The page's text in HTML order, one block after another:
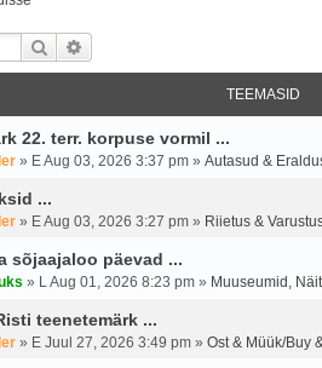
Otsi
TEEMASID
22. terr. korpuse vormil ...
» E Aug 03, 2026 3:37 pm » Autasud &
...
» E Aug 03, 2026 3:27 pm » Riietus &
sõjaajaloo päevad ...
» L Aug 01, 2026 8:23 pm » Muuseumid,
teenetemärk ...
» E Juul 27, 2026 3:49 pm » Ost & Müük/Buy